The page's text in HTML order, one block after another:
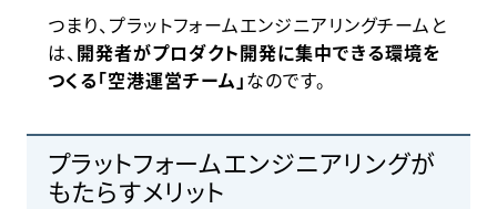
つまり、プラットフォームエンジニアリングチームと
は、 開発者がプロダクト開発に集中できる環境を
つくる「空港運営チーム」なのです。
プラットフォームエンジニアリングが
もたらすメリット